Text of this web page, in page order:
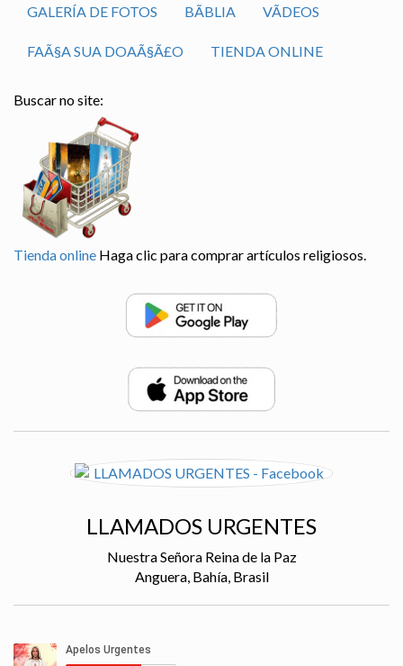
GALERÍA DE FOTOS BÃ­BLIA VÃ­DEOS
FAÃ§A SUA DOAÃ§Ã£O TIENDA ONLINE
Buscar no site:
Tienda online Haga clic para comprar artículos religiosos.
LLAMADOS URGENTES
Nuestra Señora Reina de la Paz
Anguera, Bahía, Brasil